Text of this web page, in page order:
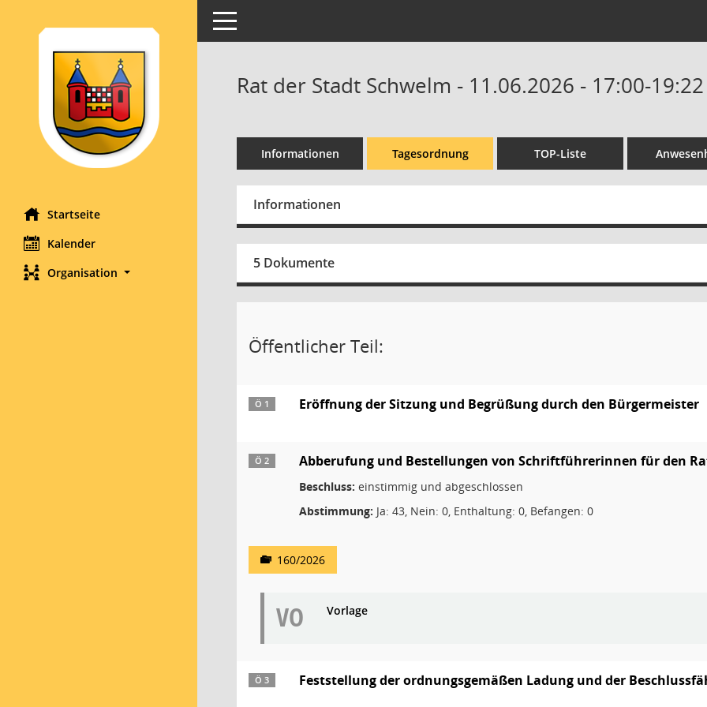
Startseite
Kalender
Organisation
Toggle navigation
Rat der Stadt Schwelm - 11.06.2026 - 17:00-
Informationen Tagesordnung TOP-Liste
Informationen
5 Dokumente
Öffentlicher Teil:
Ö 1 Eröffnung der Sitzung und Begrüßung durch den Bürgermeister
Ö 2 Abberufung und Bestellungen von Schriftführerinnen für den
Beschluss: einstimmig und abgeschlossen
Abstimmung: Ja: 43, Nein: 0, Enthaltung: 0, Befangen: 0
160/2026
VO Vorlage
Ö 3 Feststellung der ordnungsgemäßen Ladung und der